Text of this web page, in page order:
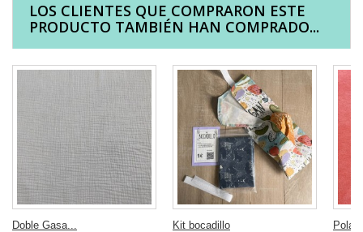
LOS CLIENTES QUE COMPRARON ESTE
PRODUCTO TAMBIÉN HAN COMPRADO...
Doble Gasa...
Kit bocadillo